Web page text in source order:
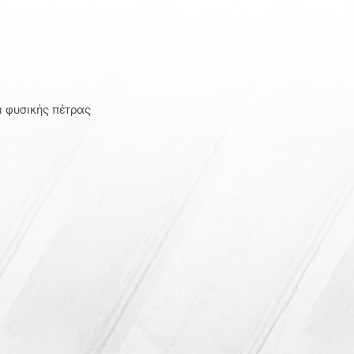
φυσικής πέτρας